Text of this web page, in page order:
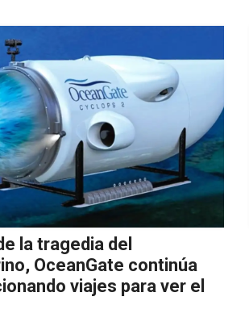
la tragedia del
OceanGate continúa
viajes para ver el